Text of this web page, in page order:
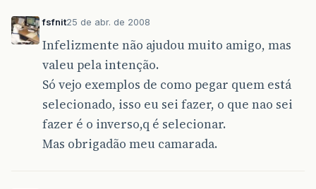
getContentPane().add( sexMasc
);
getContentPane
getContentPane(). add( btnOk );
setSize
setVisible( true );
}
private void selecionaButton
fsfnit25 de abr. de 2008
Infelizmente não ajudou muito amigo, mas
valeu pela intenção.
Só vejo exemplos de como pegar quem está
selecionado, isso eu sei fazer, o que nao sei
fazer é o inverso,q é selecionar.
Mas obrigadão meu camarada.